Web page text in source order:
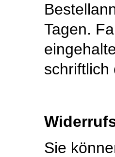
Tagen.
Sie